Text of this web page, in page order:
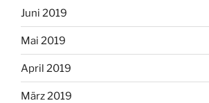
Juni 2019
Mai 2019
April 2019
März 2019